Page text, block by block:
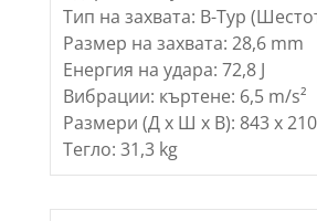
Тип на захвата: B-Typ
Размер на захвата: 28,6 mm
Енергия на удара: 72,8 J
Вибрации: къртене: 6,5 m/s²
Размери (Д х Ш х В): 843 x
Тегло: 31,3 kg